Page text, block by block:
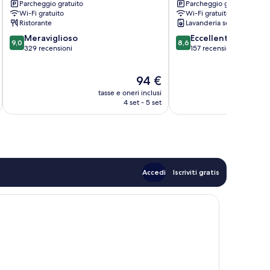
Auggen
Parcheggio gratuito
Wi-Fi gratuito
Ristorante
9.0
su
9,0 Meraviglioso
329 recensioni
Il
prezzo
attuale
94 €
tasse e oneri inclusi
4 set - 5 set
am
Rhein
Parcheggio gratuito
Wi-Fi gratuito
Lavanderia self-service
8.6
su
8,6 Eccellente
157 recensioni
Accedi Iscriviti gratis